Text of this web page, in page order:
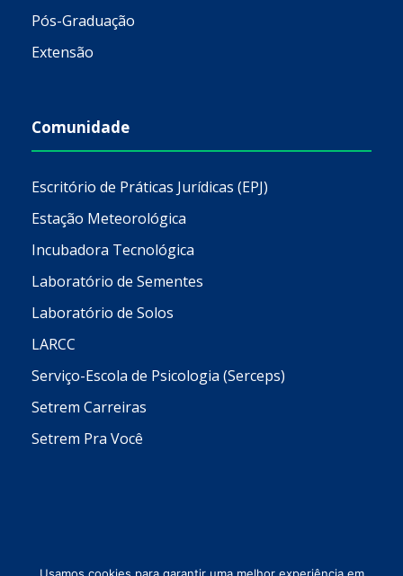
Pós-Graduação
Extensão
Comunidade
Escritório de Práticas Jurídicas (EPJ)
Estação Meteorológica
Incubadora Tecnológica
Laboratório de Sementes
Laboratório de Solos
LARCC
Serviço-Escola de Psicologia (Serceps)
Setrem Carreiras
Setrem Pra Você